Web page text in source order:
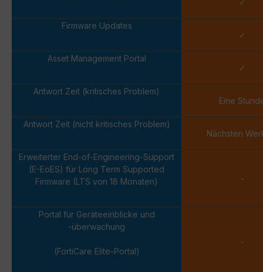
Firmware Updates
✓
Asset Management Portal
✓
Antwort Zeit (kritisches Problem)
Eine
Antwort Zeit (nicht kritisches Problem)
Nächsten
Erweiterter End-of-Engineering-Support
(E-EoES) für Long Term Supported
Firmware (LTS von 18 Monaten)
-
Portal für Geräteeinblicke und
-überwachung
(FortiCare Elite-Portal)
-